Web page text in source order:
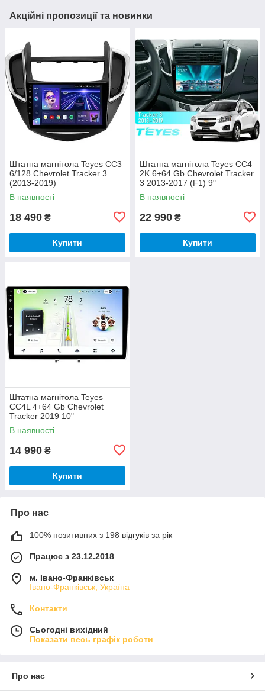
Акційні пропозиції та новинки
Штатна магнітола Teyes CC3
6/128 Chevrolet Tracker 3
(2013-2019)
В наявності
18 490 ₴
Купити
Штатна магнітола Teyes CC4
2K 6+64 Gb Chevrolet Tracker
3 2013-2017 (F1) 9"
В наявності
22 990 ₴
Купити
Штатна магнітола Teyes
CC4L 4+64 Gb Chevrolet
Tracker 2019 10"
В наявності
14 990 ₴
Купити
Про нас
100% позитивних з 198 відгуків за рік
Працює з 23.12.2018
м. Івано-Франківськ
Івано-Франківськ, Україна
Контакти
Сьогодні вихідний
Показати весь графік роботи
Про нас